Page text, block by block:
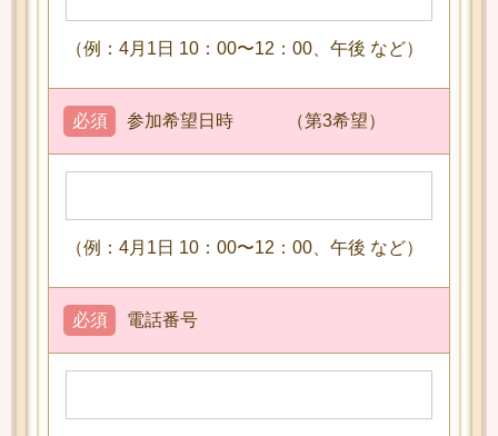
（例：4月1日 10：00〜12：00、午後 など）
参加希望日時 （第3希望）
必須
（例：4月1日 10：00〜12：00、午後 など）
電話番号
必須